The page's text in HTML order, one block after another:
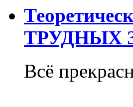
ТРУДНЫХ
Всё